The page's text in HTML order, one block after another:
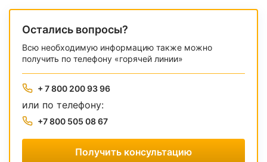
Остались вопросы?
Всю необходимую информацию также можно
получить по телефону «горячей линии»
+ 7 800 200 93 96
или по телефону:
+7 800 505 08 67
Получить консультацию